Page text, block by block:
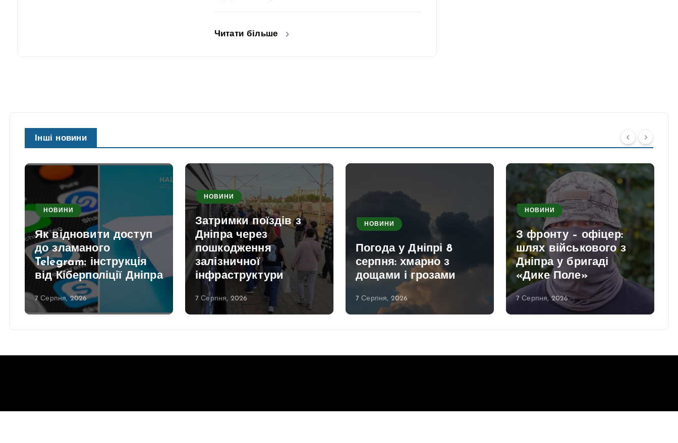
Читати більше
Інші новини
НОВИНИ
Як відновити доступ
до зламаного
Telegram: інструкція
від Кіберполіції Дніпра
7 Серпня, 2026
НОВИНИ
Затримки поїздів з
Дніпра через
пошкодження
залізничної
інфраструктури
7 Серпня, 2026
НОВИНИ
Погода у Дніпрі 8
серпня: хмарно з
дощами і грозами
7 Серпня, 2026
НОВИНИ
З фронту – офіцер:
шлях військового з
Дніпра у бригаді
«Дике Поле»
7 Серпня, 2026